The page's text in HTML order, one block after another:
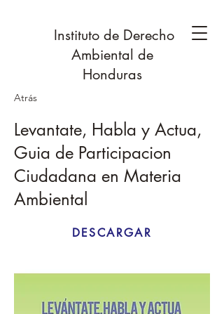
Instituto de Derecho
Ambiental de
Honduras
Atrás
Levantate, Habla y Actua,
Guia de Participacion
Ciudadana en Materia
Ambiental
DESCARGAR